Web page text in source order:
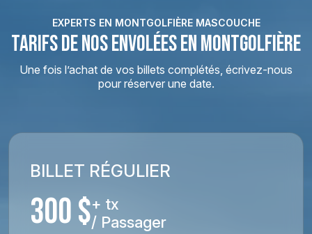
EXPERTS EN MONTGOLFIÈRE MASCOUCHE
TARIFS DE NOS ENVOLÉES EN MONTGOLFIÈRE
Une fois l’achat de vos billets complétés, écrivez-nous
pour réserver une date.
BILLET RÉGULIER
300 $+ tx
/ Passager